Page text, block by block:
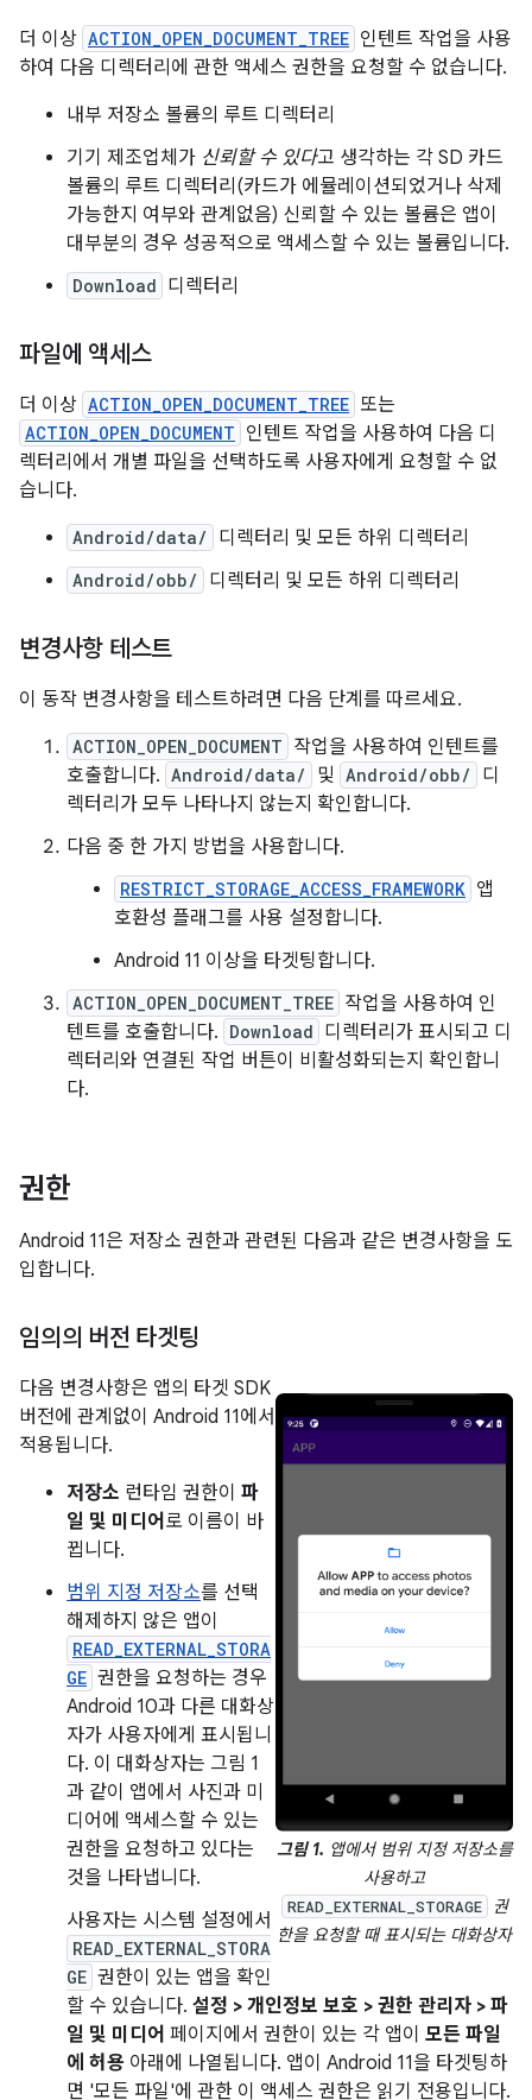
더 이상 ACTION_OPEN_DOCUMENT_TREE 인텐트 작업을 사용
하여 다음 디렉터리에 관한 액세스 권한을 요청할 수 없습니다.
내부 저장소 볼륨의 루트 디렉터리
기기 제조업체가 신뢰할 수 있다고 생각하는 각 SD 카드
볼륨의 루트 디렉터리(카드가 에뮬레이션되었거나 삭제
가능한지 여부와 관계없음) 신뢰할 수 있는 볼륨은 앱이
대부분의 경우 성공적으로 액세스할 수 있는 볼륨입니다.
Download 디렉터리
파일에 액세스
더 이상 ACTION_OPEN_DOCUMENT_TREE 또는
ACTION_OPEN_DOCUMENT 인텐트 작업을 사용하여 다음 디
렉터리에서 개별 파일을 선택하도록 사용자에게 요청할 수 없
습니다.
Android/data/ 디렉터리 및 모든 하위 디렉터리
Android/obb/ 디렉터리 및 모든 하위 디렉터리
변경사항 테스트
이 동작 변경사항을 테스트하려면 다음 단계를 따르세요.
ACTION_OPEN_DOCUMENT 작업을 사용하여 인텐트를
호출합니다. Android/data/ 및 Android/obb/
디
렉터리가 모두 나타나지 않는지 확인합니다.
다음 중 한 가지 방법을 사용합니다.
RESTRICT_STORAGE_ACCESS_FRAMEWORK 앱
호환성 플래그를 사용 설정합니다.
Android 11 이상을 타겟팅합니다.
ACTION_OPEN_DOCUMENT_TREE 작업을 사용하여 인
텐트를 호출합니다. Download 디렉터리가 표시되고 디
렉터리와 연결된 작업 버튼이 비활성화되는지 확인합니
다.
권한
Android 11은 저장소 권한과 관련된 다음과 같은 변경사항을 도
입합니다.
임의의 버전 타겟팅
그림 1. 앱에서 범위 지정 저장소를
사용하고
READ_EXTERNAL_STORAGE
권
한을 요청할 때 표시되는 대화상자
다음 변경사항은 앱의 타겟 SDK
버전에 관계없이 Android 11에서
적용됩니다.
저장소 런타임 권한이 파
일 및 미디어 로 이름이 바
뀝니다.
범위 지정 저장소를 선택
해제하지 않은 앱이
READ_EXTERNAL_STORA
GE 권한을 요청하는 경우
Android 10과 다른 대화상
자가 사용자에게 표시됩니
다. 이 대화상자는 그림 1
과 같이 앱에서 사진과 미
디어에 액세스할 수 있는
권한을 요청하고 있다는
것을 나타냅니다.
사용자는 시스템 설정에서
READ_EXTERNAL_STORA
GE 권한이 있는 앱을 확인
할 수 있습니다. 설정 > 개인정보 보호 > 권한 관리자 > 파
일 및 미디어 페이지에서 권한이 있는 각 앱이 모든 파일
에 허용 아래에 나열됩니다. 앱이 Android 11을 타겟팅하
면 '모든 파일'에 관한 이 액세스 권한은 읽기 전용입니다.